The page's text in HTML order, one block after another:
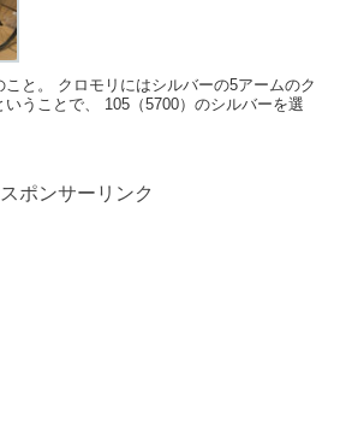
と。 クロモリにはシルバーの5アームのク
うことで、 105（5700）のシルバーを選
スポンサーリンク